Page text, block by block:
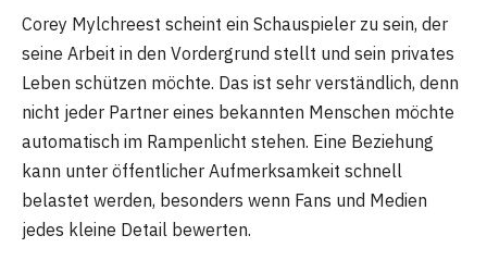
Corey Mylchreest scheint ein Schauspieler zu sein, der
seine Arbeit in den Vordergrund stellt und sein privates
Leben schützen möchte. Das ist sehr verständlich, denn
nicht jeder Partner eines bekannten Menschen möchte
automatisch im Rampenlicht stehen. Eine Beziehung
kann unter öffentlicher Aufmerksamkeit schnell
belastet werden, besonders wenn Fans und Medien
jedes kleine Detail bewerten.